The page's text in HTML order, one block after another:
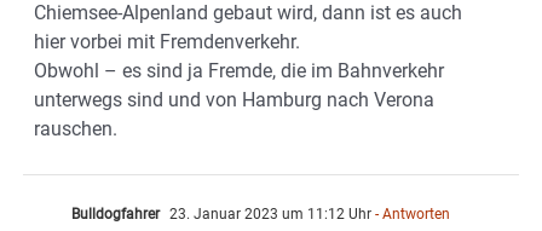
Chiemsee-Alpenland gebaut wird, dann ist es auch
hier vorbei mit Fremdenverkehr.
Obwohl – es sind ja Fremde, die im Bahnverkehr
unterwegs sind und von Hamburg nach Verona
rauschen.
Bulldogfahrer 23. Januar 2023 um 11:12 Uhr - Antworten